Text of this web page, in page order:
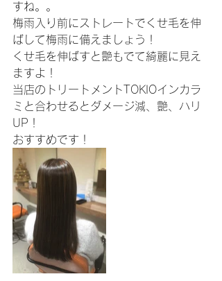
すね。。
梅雨入り前にストレートでくせ毛を伸
ばして梅雨に備えましょう！
くせ毛を伸ばすと艶もでて綺麗に見え
ますよ！
当店のトリートメントTOKIOインカラ
ミと合わせるとダメージ減、艶、ハリ
UP！
おすすめです！